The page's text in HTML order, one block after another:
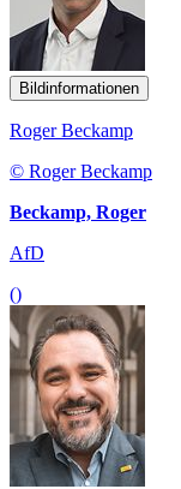
Bildinformationen
Roger Beckamp
© Roger Beckamp
Beckamp, Roger
AfD
()